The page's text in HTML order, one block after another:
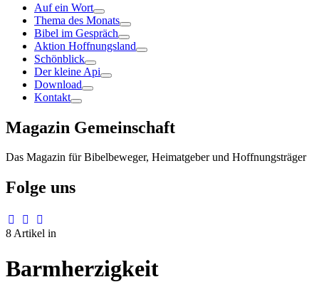
Auf ein Wort
Thema des Monats
Bibel im Gespräch
Aktion Hoffnungsland
Schönblick
Der kleine Api
Download
Kontakt
Magazin Gemeinschaft
Das Magazin für Bibelbeweger, Heimatgeber und Hoffnungsträger
Folge uns
8 Artikel in
Barmherzigkeit